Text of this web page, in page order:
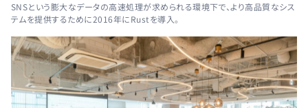
SNSという膨大なデータの高速処理が求められる環境下で、より高品質なシス
テムを提供するために2016年にRustを導入。